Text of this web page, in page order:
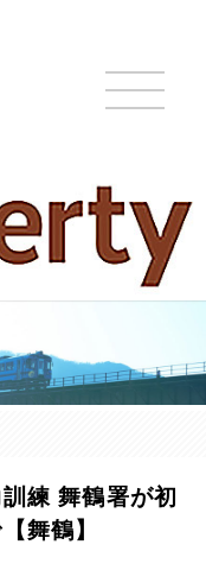
> 海水浴シーズン控え
隊と合同で【舞鶴】
練 舞鶴署が初
舞鶴】